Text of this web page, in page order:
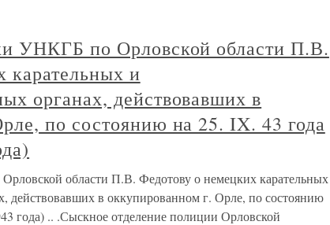
УНКГБ по Орловской области П.В.
карательных и
органах, действовавших в
по состоянию на 25. IX. 43 года
области П.В. Федотову о немецких карательных
действовавших в оккупированном г. Орле, по состоянию
года) .. .Сыскное отделение полиции Орловской